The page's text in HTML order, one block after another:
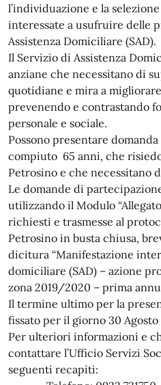
l’individuazione e la
interessate a usufruire delle
Assistenza Domiciliare (SAD).
Il Servizio di Assistenza
anziane che necessitano di
quotidiane e mira a
prevenendo e contrastando
personale e sociale.
Possono presentare
compiuto 65 anni, che
Petrosino e che necessitano
Le domande di
utilizzando il Modulo
richiesti e trasmesse al
Petrosino in busta chiusa,
dicitura “Manifestazione
domiciliare (SAD) – azione
zona 2019/2020 – prima
Il termine ultimo per la
fissato per il giorno 30 Agosto
Per ulteriori informazioni e
contattare l’Ufficio Servizi
seguenti recapiti: